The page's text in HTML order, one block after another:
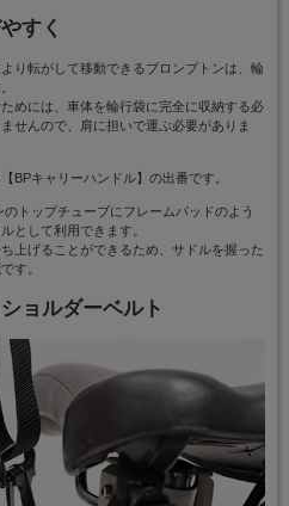
すく
り転がして移動できるブロンプトンは、輪
めには、車体を輪行袋に完全に収納する必
せんので、肩に担いで運ぶ必要がありま
BPキャリーハンドル】の出番です。
トップチューブにフレームパッドのよう
として利用できます。
上げることができるため、サドルを握った
す。
ョルダーベルト